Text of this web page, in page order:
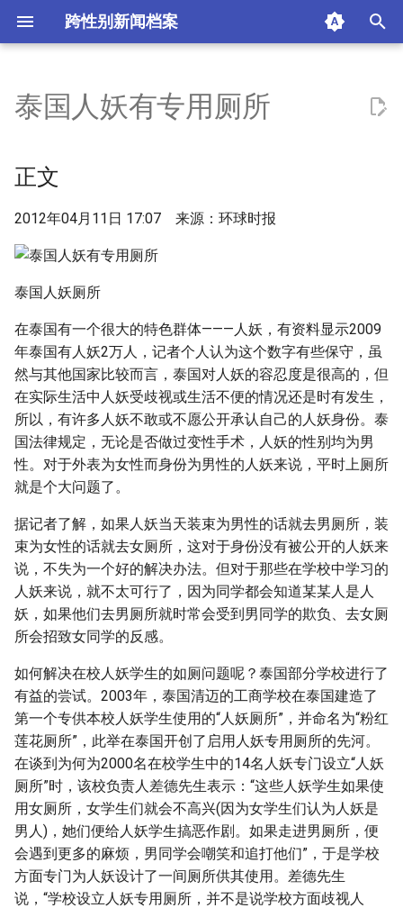
跨性别新闻档案
i
a
l
i
i
n
g
s
e
r
c
h
正文
摘要与附加信息
附加信息 [Processed Page
泰国人妖有专用厕所
正文
2012年04月11日 17:07 来源：环球时报
泰国人妖厕所
在泰国有一个很大的特色群体———人妖，有资料显示2009
年泰国有人妖2万人，记者个人认为这个数字有些保守，虽
然与其他国家比较而言，泰国对人妖的容忍度是很高的，但
在实际生活中人妖受歧视或生活不便的情况还是时有发生，
所以，有许多人妖不敢或不愿公开承认自己的人妖身份。泰
国法律规定，无论是否做过变性手术，人妖的性别均为男
性。对于外表为女性而身份为男性的人妖来说，平时上厕所
就是个大问题了。
据记者了解，如果人妖当天装束为男性的话就去男厕所，装
束为女性的话就去女厕所，这对于身份没有被公开的人妖来
说，不失为一个好的解决办法。但对于那些在学校中学习的
人妖来说，就不太可行了，因为同学都会知道某某人是人
妖，如果他们去男厕所就时常会受到男同学的欺负、去女厕
所会招致女同学的反感。
如何解决在校人妖学生的如厕问题呢？泰国部分学校进行了
有益的尝试。2003年，泰国清迈的工商学校在泰国建造了
第一个专供本校人妖学生使用的“人妖厕所”，并命名为“粉红
莲花厕所”，此举在泰国开创了启用人妖专用厕所的先河。
在谈到为何为2000名在校学生中的14名人妖专门设立“人妖
厕所”时，该校负责人差德先生表示：“这些人妖学生如果使
用女厕所，女学生们就会不高兴(因为女学生们认为人妖是
男人)，她们便给人妖学生搞恶作剧。如果走进男厕所，便
会遇到更多的麻烦，男同学会嘲笑和追打他们”，于是学校
方面专门为人妖设计了一间厕所供其使用。差德先生
说，“学校设立人妖专用厕所，并不是说学校方面歧视人